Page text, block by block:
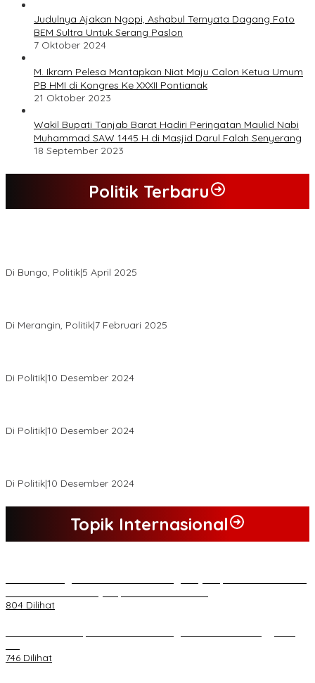
Judulnya Ajakan Ngopi, Ashabul Ternyata Dagang Foto
BEM Sultra Untuk Serang Paslon
7 Oktober 2024
M. Ikram Pelesa Mantapkan Niat Maju Calon Ketua Umum
PB HMI di Kongres Ke XXXII Pontianak
21 Oktober 2023
Wakil Bupati Tanjab Barat Hadiri Peringatan Maulid Nabi
Muhammad SAW 1445 H di Masjid Darul Falah Senyerang
18 September 2023
Politik Terbaru
Di Bungo, Politik|5 April 2025
Di Merangin, Politik|7 Februari 2025
Di Politik|10 Desember 2024
Di Politik|10 Desember 2024
Di Politik|10 Desember 2024
Topik Internasional
804 Dilihat
746 Dilihat